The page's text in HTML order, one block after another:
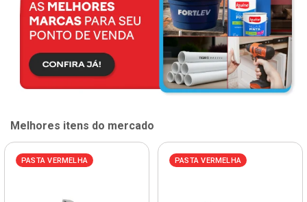
Melhores itens do mercado
PASTA VERMELHA PASTA VERMELHA